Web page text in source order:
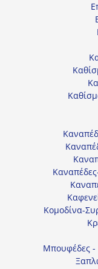
Κομοδίνα-
Μπουφέδες -